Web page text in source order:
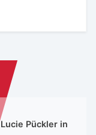
Pückler in